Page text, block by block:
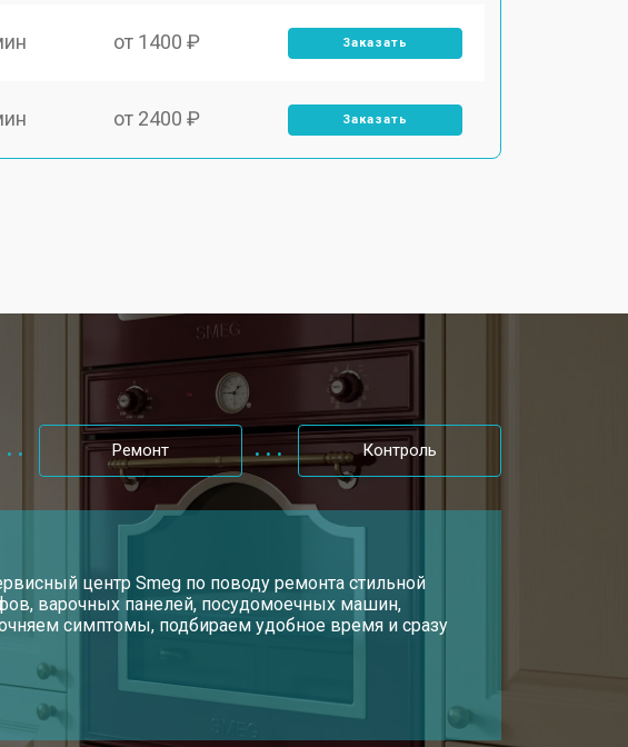
от 1400 ₽ Заказать
от 2400 ₽ Заказать
Заказать
от 2300 ₽ Заказать
Ремонт Контроль
центр Smeg по поводу ремонта стильной
варочных панелей, посудомоечных машин,
симптомы, подбираем удобное время и сразу